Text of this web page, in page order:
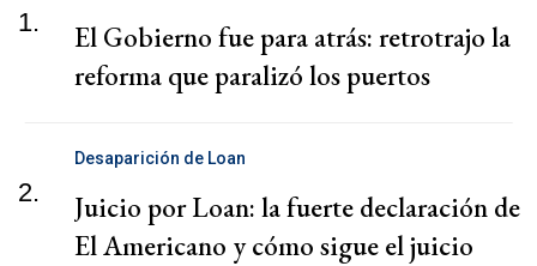
1.
El Gobierno fue para atrás: retrotrajo la
reforma que paralizó los puertos
2.
Desaparición de Loan
Juicio por Loan: la fuerte declaración de
El Americano y cómo sigue el juicio